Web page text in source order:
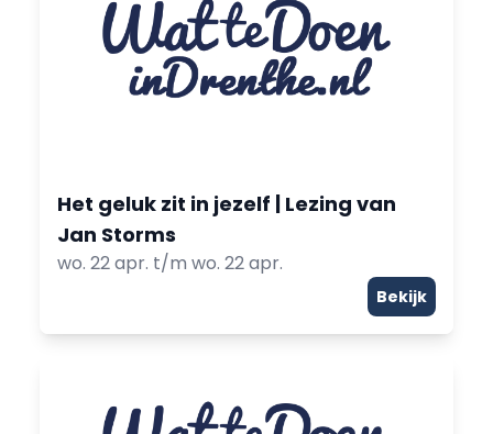
Het geluk zit in jezelf | Lezing van
Jan Storms
wo. 22 apr. t/m wo. 22 apr.
Bekijk